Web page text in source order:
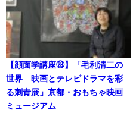
【顔面学講座㉘】「毛利清二の
世界 映画とテレビドラマを彩
る刺青展」京都・おもちゃ映画
ミュージアム